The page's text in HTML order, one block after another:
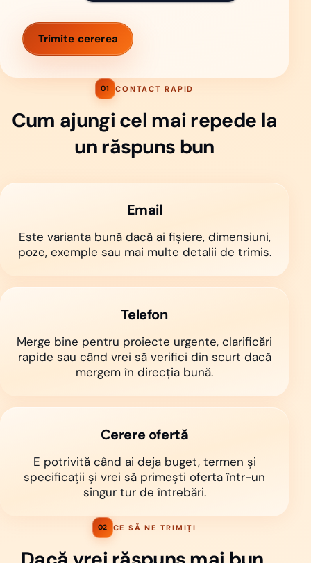
Trimite cererea
01 CONTACT RAPID
Cum ajungi cel mai repede la
un răspuns bun
Email
Este varianta bună dacă ai fișiere, dimensiuni,
poze, exemple sau mai multe detalii de trimis.
Telefon
Merge bine pentru proiecte urgente, clarificări
rapide sau când vrei să verifici din scurt dacă
mergem în direcția bună.
Cerere ofertă
E potrivită când ai deja buget, termen și
specificații și vrei să primești oferta într-un
singur tur de întrebări.
02 CE SĂ NE TRIMIȚI